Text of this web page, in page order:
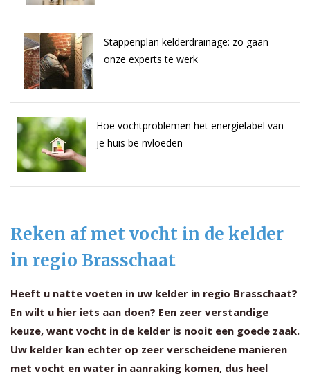
Stappenplan kelderdrainage: zo gaan
onze experts te werk
Hoe vochtproblemen het energielabel van
je huis beïnvloeden
Reken af met vocht in de kelder
in regio Brasschaat
Heeft u natte voeten in uw kelder in regio Brasschaat?
En wilt u hier iets aan doen? Een zeer verstandige
keuze, want vocht in de kelder is nooit een goede zaak.
Uw kelder kan echter op zeer verscheidene manieren
met vocht en water in aanraking komen, dus heel